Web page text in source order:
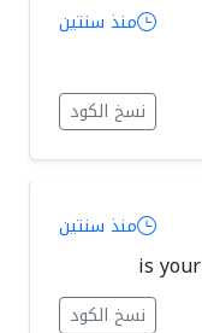
منذ سنتين
نسخ الكود
منذ سنتين
نسخ الكود